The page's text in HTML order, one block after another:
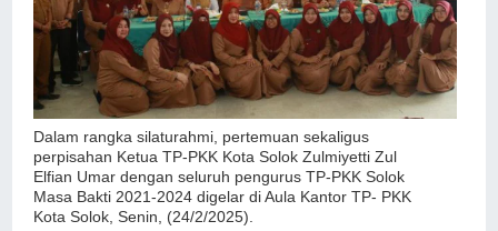
Dalam rangka silaturahmi, pertemuan sekaligus
perpisahan Ketua TP-PKK Kota Solok Zulmiyetti Zul
Elfian Umar dengan seluruh pengurus TP-PKK Solok
Masa Bakti 2021-2024 digelar di Aula Kantor TP- PKK
Kota Solok, Senin, (24/2/2025).